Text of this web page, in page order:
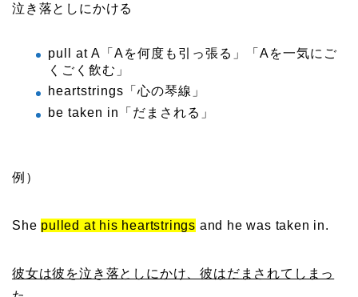
泣き落としにかける
pull at A「Aを何度も引っ張る」「Aを一気にご
くごく飲む」
heartstrings「心の琴線」
be taken in「だまされる」
例）
She pulled at his heartstrings and he was taken in.
彼女は彼を泣き落としにかけ、彼はだまされてしまっ